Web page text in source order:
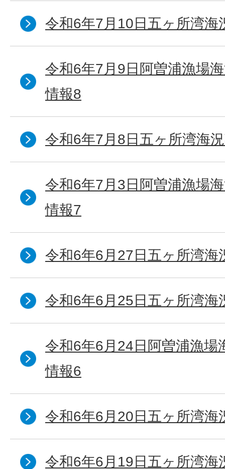
令和6年7月10日五ヶ所湾海
令和6年7月9日阿曽浦漁場
情報8
令和6年7月8日五ヶ所湾海
令和6年7月3日阿曽浦漁場
情報7
令和6年6月27日五ヶ所湾海
令和6年6月25日五ヶ所湾海
令和6年6月24日阿曽浦漁場
情報6
令和6年6月20日五ヶ所湾海
令和6年6月19日五ヶ所湾海